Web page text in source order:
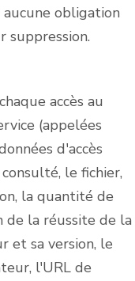
obligation
suppression.
accès au
(appelées
d'accès
le fichier,
la quantité de
de la réussite de la
et sa version, le
l'URL de